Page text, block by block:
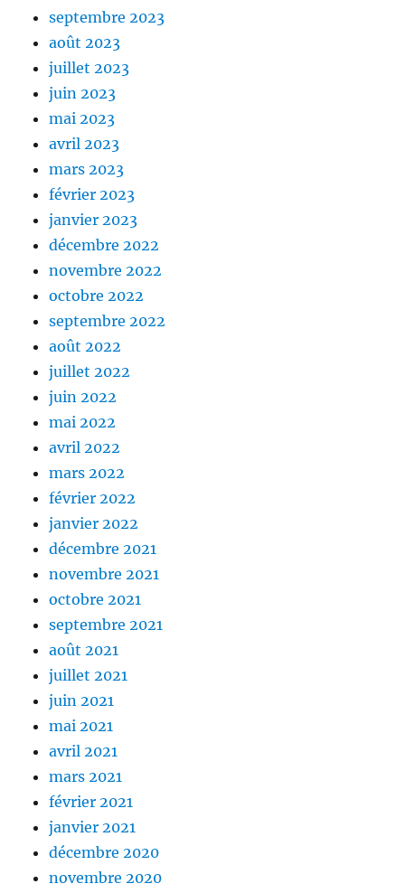
septembre 2023
août 2023
juillet 2023
juin 2023
mai 2023
avril 2023
mars 2023
février 2023
janvier 2023
décembre 2022
novembre 2022
octobre 2022
septembre 2022
août 2022
juillet 2022
juin 2022
mai 2022
avril 2022
mars 2022
février 2022
janvier 2022
décembre 2021
novembre 2021
octobre 2021
septembre 2021
août 2021
juillet 2021
juin 2021
mai 2021
avril 2021
mars 2021
février 2021
janvier 2021
décembre 2020
novembre 2020